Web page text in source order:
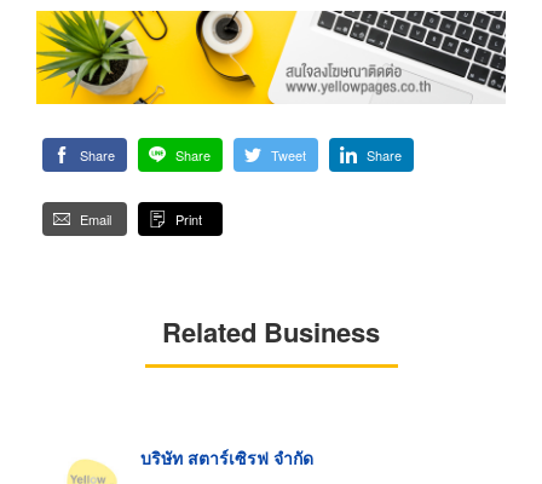
Share Share Tweet Share
Email Print
Related Business
บริษัท สตาร์เซิรฟ จำกัด